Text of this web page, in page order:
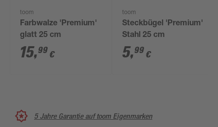
toom
Farbwalze 'Premium'
glatt 25 cm
15,99 €
toom
Steckbügel 'Premium'
Stahl 25 cm
5,99 €
5 Jahre Garantie auf toom Eigenmarken